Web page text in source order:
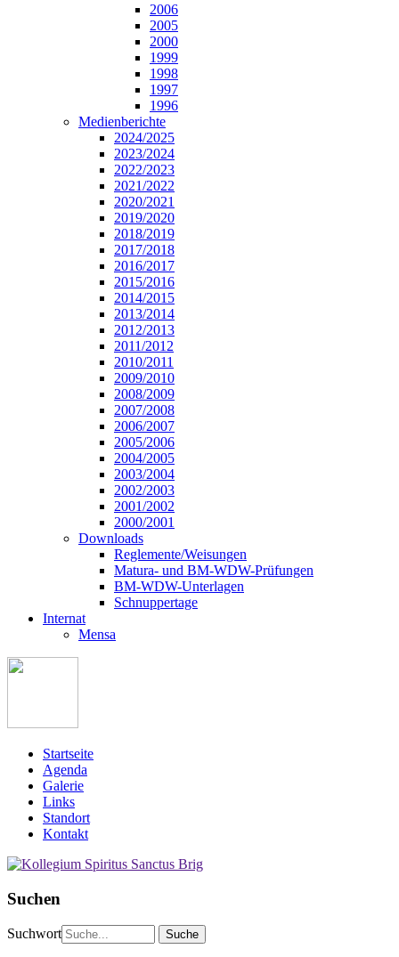
2006
2005
2000
1999
1998
1997
1996
Medienberichte
2024/2025
2023/2024
2022/2023
2021/2022
2020/2021
2019/2020
2018/2019
2017/2018
2016/2017
2015/2016
2014/2015
2013/2014
2012/2013
2011/2012
2010/2011
2009/2010
2008/2009
2007/2008
2006/2007
2005/2006
2004/2005
2003/2004
2002/2003
2001/2002
2000/2001
Downloads
Reglemente/Weisungen
Matura- und BM-WDW-Prüfungen
BM-WDW-Unterlagen
Schnuppertage
Internat
Mensa
Startseite
Agenda
Galerie
Links
Standort
Kontakt
Suchen
Suchwort